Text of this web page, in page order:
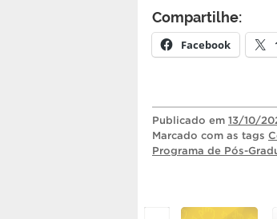
Compartilhe:
Facebook
Publicado em 13/10/
Marcado com as tags
Programa de Pós-